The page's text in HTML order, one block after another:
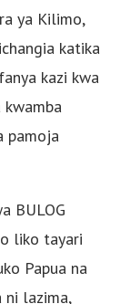
ya Kilimo,
katika
kazi kwa
kwamba
pamoja
BULOG
liko tayari
Papua na
ni lazima,